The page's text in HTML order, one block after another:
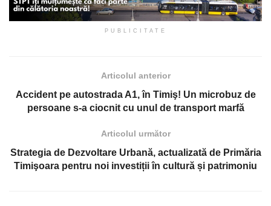
PUBLICITATE
Articolul anterior
Accident pe autostrada A1, în Timiş! Un microbuz de
persoane s-a ciocnit cu unul de transport marfă
Articolul următor
Strategia de Dezvoltare Urbană, actualizată de Primăria
Timişoara pentru noi investiții în cultură și patrimoniu